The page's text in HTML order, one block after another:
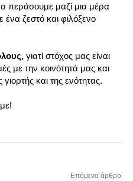
περάσουμε μαζί μια μέρα
ένα ζεστό και φιλόξενο
γιατί στόχος μας είναι
με την κοινότητά μας και
και της ενότητας.
Επόμενο άρθρο